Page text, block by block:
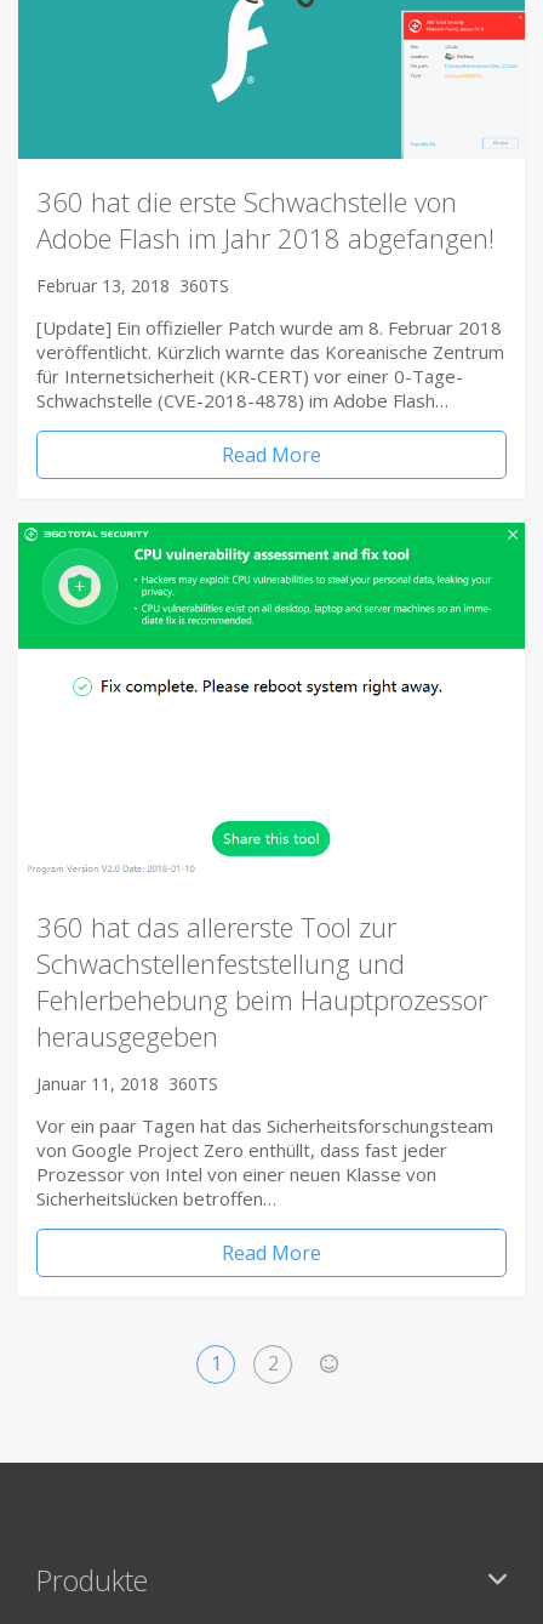
360 hat die erste Schwachstelle von
Adobe Flash im Jahr 2018 abgefangen!
Februar 13, 2018 360TS
[Update] Ein offizieller Patch wurde am 8. Februar 2018
veröffentlicht. Kürzlich warnte das Koreanische Zentrum
für Internetsicherheit (KR-CERT) vor einer 0-Tage-
Schwachstelle (CVE-2018-4878) im Adobe Flash…
Read More
360 hat das allererste Tool zur
Schwachstellenfeststellung und
Fehlerbehebung beim Hauptprozessor
herausgegeben
Januar 11, 2018 360TS
Vor ein paar Tagen hat das Sicherheitsforschungsteam
von Google Project Zero enthüllt, dass fast jeder
Prozessor von Intel von einer neuen Klasse von
Sicherheitslücken betroffen…
Read More
1 2
Produkte